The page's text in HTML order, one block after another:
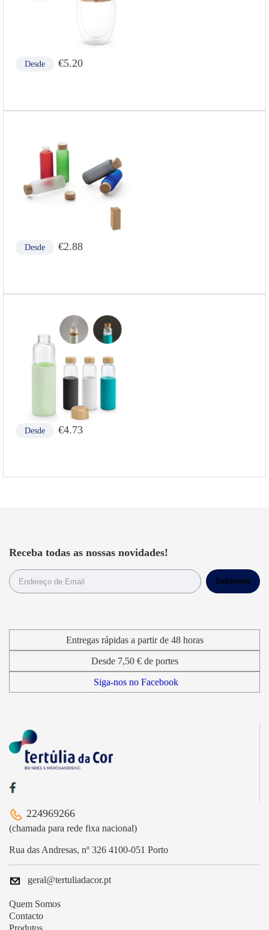
Desde €5.20
Desde €2.88
Desde €4.73
Receba todas as nossas novidades!
Entregas rápidas a partir de 48 horas
Desde 7,50 € de portes
Siga-nos no Facebook
224969266
(chamada para rede fixa nacional)
Rua das Andresas, nº 326 4100-051 Porto
geral@tertuliadacor.pt
Quem Somos
Contacto